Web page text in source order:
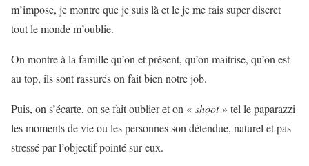
m’impose, je montre que je suis là et le je me fais super discret
tout le monde m’oublie.
On montre à la famille qu’on et présent, qu’on maitrise, qu’on est
au top, ils sont rassurés on fait bien notre job.
Puis, on s’écarte, on se fait oublier et on « shoot» tel le paparazzi
les moments de vie ou les personnes son détendue, naturel et pas
stressé par l’objectif pointé sur eux.